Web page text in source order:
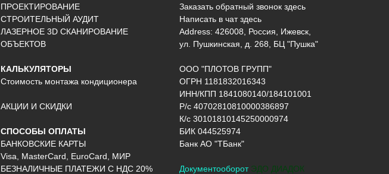
ПРОЕКТИРОВАНИЕ
СТРОИТЕЛЬНЫЙ АУДИТ
ЛАЗЕРНОЕ 3D СКАНИРОВАНИЕ
ОБЪЕКТОВ
КАЛЬКУЛЯТОРЫ
Стоимость монтажа кондиционера
АКЦИИ И СКИДКИ
СПОСОБЫ ОПЛАТЫ
БАНКОВСКИЕ КАРТЫ
Visa, MasterCard, EuroCard, МИР
БЕЗНАЛИЧНЫЕ ПЛАТЕЖИ С НДС 20%
Заказать обратный звонок здесь
Написать в чатздесь
Address: 426008, Россия, Ижевск,
ул. Пушкинская, д. 268, БЦ "Пушка"
ООО "ПЛОТОВ ГРУПП"
ОГРН 1181832016343
ИНН/КПП 1841080140/184101001
Р/с 40702810810000386897
К/с 30101810145250000974
БИК 044525974
Банк АО "ТБанк"
Документооборот ЭДО ДИАДОК